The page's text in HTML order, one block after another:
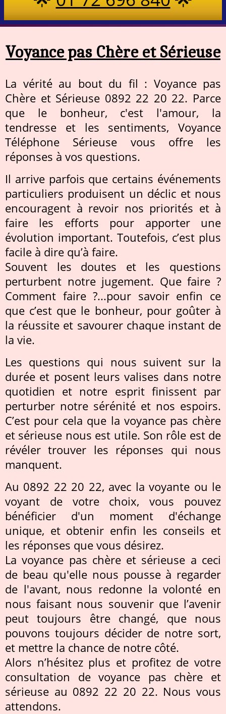
Voyance pas Chère et Sérieuse
La vérité au bout du fil : Voyance pas
Chère et Sérieuse 0892 22 20 22. Parce
que le bonheur, c'est l'amour, la
tendresse et les sentiments, Voyance
Téléphone Sérieuse vous offre les
réponses à vos questions.
Il arrive parfois que certains événements
particuliers produisent un déclic et nous
encouragent à revoir nos priorités et à
faire les efforts pour apporter une
évolution important. Toutefois, c’est plus
facile à dire qu’à faire.
Souvent les doutes et les questions
perturbent notre jugement. Que faire ?
Comment faire ?...pour savoir enfin ce
que c’est que le bonheur, pour goûter à
la réussite et savourer chaque instant de
la vie.
Les questions qui nous suivent sur la
durée et posent leurs valises dans notre
quotidien et notre esprit finissent par
perturber notre sérénité et nos espoirs.
C’est pour cela que la voyance pas chère
et sérieuse nous est utile. Son rôle est de
révéler trouver les réponses qui nous
manquent.
Au 0892 22 20 22, avec la voyante ou le
voyant de votre choix, vous pouvez
bénéficier d'un moment d'échange
unique, et obtenir enfin les conseils et
les réponses que vous désirez.
La voyance pas chère et sérieuse a ceci
de beau qu'elle nous pousse à regarder
de l'avant, nous redonne la volonté en
nous faisant nous souvenir que l’avenir
peut toujours être changé, que nous
pouvons toujours décider de notre sort,
et mettre la chance de notre côté.
Alors n’hésitez plus et profitez de votre
consultation de voyance pas chère et
sérieuse au 0892 22 20 22. Nous vous
attendons.